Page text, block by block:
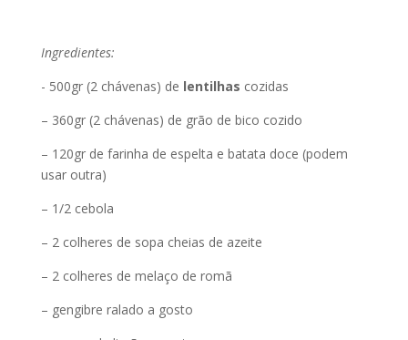
Ingredientes:​
​- 500gr (2 chávenas) de lentilhas cozidas​
– 360gr (2 chávenas) de grão de bico cozido​
– 120gr de farinha de espelta e batata doce (podem
usar outra)​
– 1/2 cebola​
– 2 colheres de sopa cheias de azeite ​
– 2 colheres de melaço de romã​
– gengibre ralado​ a gosto